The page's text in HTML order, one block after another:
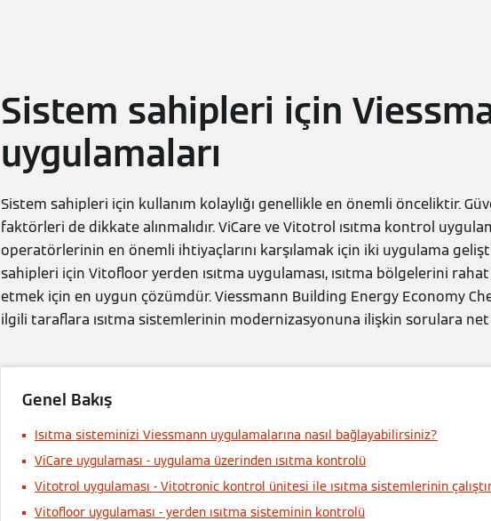
Sistem sahipleri için
uygulamaları
Sistem sahipleri için kullanım kolaylığı genellikle en önemli önceliktir.
faktörleri de dikkate alınmalıdır. ViCare ve Vitotrol ısıtma kontrol
operatörlerinin en önemli ihtiyaçlarını karşılamak için iki uygulama
sahipleri için Vitofloor yerden ısıtma uygulaması, ısıtma bölgelerini
etmek için en uygun çözümdür. Viessmann Building Energy Economy
ilgili taraflara ısıtma sistemlerinin modernizasyonuna ilişkin sorulara net
Genel Bakış
Isıtma sisteminizi Viessmann uygulamalarına nasıl bağlayabilirsiniz?
ViCare uygulaması - uygulama üzerinden ısıtma kontrolü
Vitotrol uygulaması - Vitotronic kontrol ünitesi ile ısıtma sistemlerinin
Vitofloor uygulaması - yerden ısıtma sisteminin kontrolü